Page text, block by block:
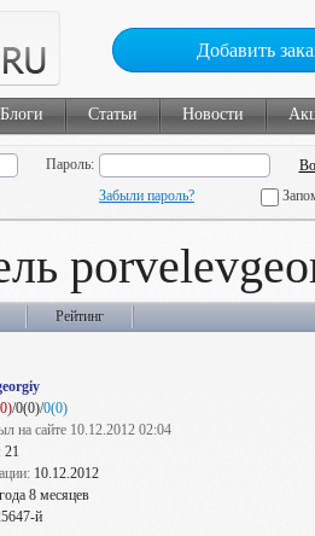
Добавить
Блоги Статьи Новости
Пароль:
Забыли пароль?
Рейтинг
/0(0)/0(0)
на сайте 10.12.2012 02:04
21
10.12.2012
8 месяцев
й